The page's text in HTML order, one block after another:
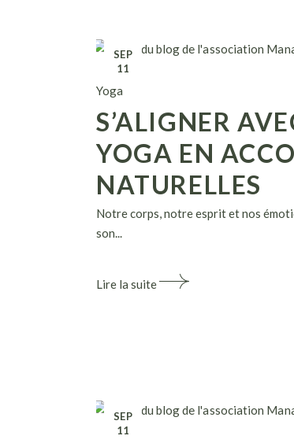
SEP
11
Yoga
S’ALIGNER
YOGA EN
NATURELLES
Notre corps, notre esprit et nos
son...
Lire la suite
SEP
11